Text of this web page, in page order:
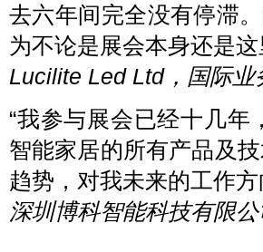
去六年间完全没有停滞
为不论是展会本身还是
Lucilite Led Ltd，国际
“我参与展会已经十几
智能家居的所有产品及
趋势，对我未来的工作
深圳博科智能科技有限